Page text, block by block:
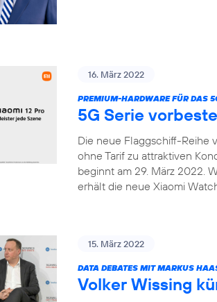
16. März 2022
PREMIUM-HARDWARE FÜR DAS
5G Serie
Die neue Flaggschiff-Reihe
ohne Tarif zu attraktiven
beginnt am 29. März 2022.
erhält die neue Xiaomi
15. März 2022
DATA DEBATES MIT MARKUS
Volker Wissing